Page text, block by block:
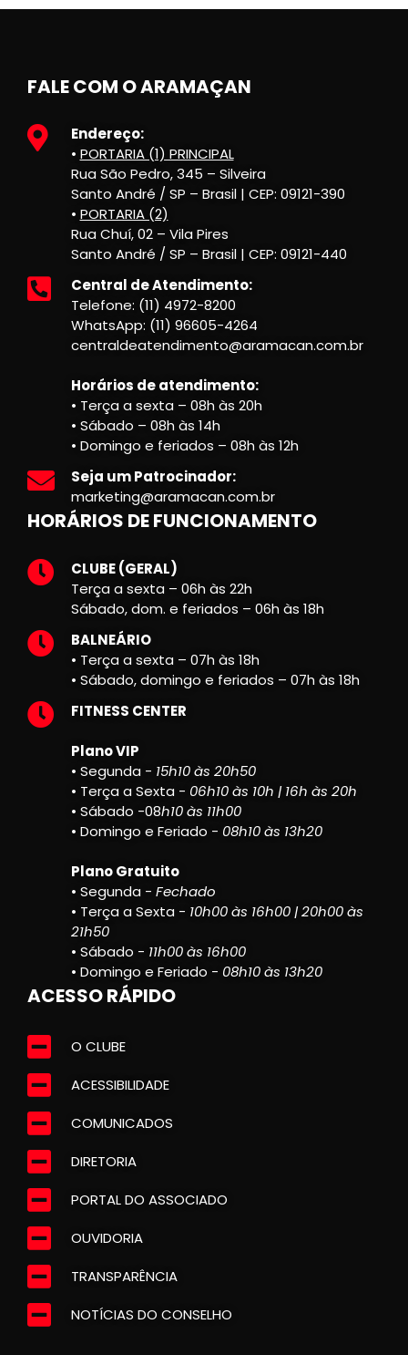
FALE COM O ARAMAÇAN
Endereço:
• PORTARIA (1) PRINCIPAL
Rua São Pedro, 345 – Silveira
Santo André / SP – Brasil | CEP: 09121-390
• PORTARIA (2)
Rua Chuí, 02 – Vila Pires
Santo André / SP – Brasil | CEP: 09121-440
Central de Atendimento:
Telefone: (11) 4972-8200
WhatsApp: (11) 96605-4264
centraldeatendimento@aramacan.com.br
Horários de atendimento:
• Terça a sexta – 08h às 20h
• Sábado – 08h às 14h
• Domingo e feriados – 08h às 12h
Seja um Patrocinador:
marketing@aramacan.com.br
HORÁRIOS DE FUNCIONAMENTO
CLUBE (GERAL)
Terça a sexta – 06h às 22h
Sábado, dom. e feriados – 06h às 18h
BALNEÁRIO
• Terça a sexta – 07h às 18h
• Sábado, domingo e feriados – 07h às 18h
FITNESS CENTER
Plano VIP
• Segunda - 15h10 às 20h50
• Terça a Sexta - 06h10 às 10h | 16h às 20h
• Sábado -08h10 às 11h00
• Domingo e Feriado - 08h10 às 13h20
Plano Gratuito
• Segunda - Fechado
• Terça a Sexta - 10h00 às 16h00 | 20h00 às
21h50
• Sábado - 11h00 às 16h00
• Domingo e Feriado - 08h10 às 13h20
ACESSO RÁPIDO
O CLUBE
ACESSIBILIDADE
COMUNICADOS
DIRETORIA
PORTAL DO ASSOCIADO
OUVIDORIA
TRANSPARÊNCIA
NOTÍCIAS DO CONSELHO